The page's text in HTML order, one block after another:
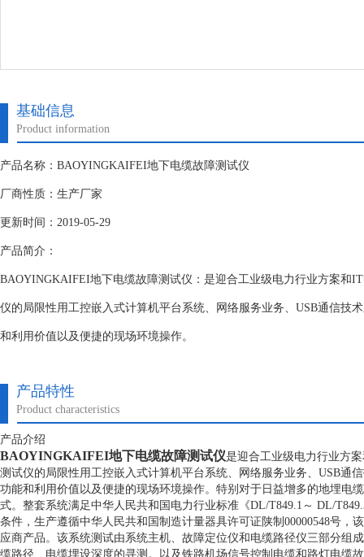
基础信息
Product information
产品名称：BAOYINGKAIFEI地下电缆故障测试仪
厂商性质：生产厂家
更新时间：2019-05-29
产品简介：
BAOYINGKAIFEI地下电缆故障测试仪：是迎合工业级电力行业方案和
仪的局限性用工控嵌入式计算机平台系统、网络服务业务、USB通信技
和利用价值以及便捷的现场环境操作。
产品特性
Product characteristics
产品介绍
BAOYINGKAIFEI地下电缆故障测试仪是迎合工业级电力行业方
测试仪的局限性用工控嵌入式计算机平台系统、网络服务业务、USB通
功能和利用价值以及便捷的现场环境操作。特别对于日益增多的地埋电
式。整套系统满足中华人民共和国电力行业标准《DL/T849.1～ DL/
条件，生产遵循中华人民共和国制造计量器具许可证陕制00000548号，
应商产品。该系统测试由系统主机、故障定位仪和电缆路径仪三部分组
缆路径、电缆埋设深度的寻测。以及铁路机场信号控制电缆和路灯电缆